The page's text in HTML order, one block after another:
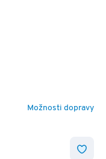
Možnosti dopravy